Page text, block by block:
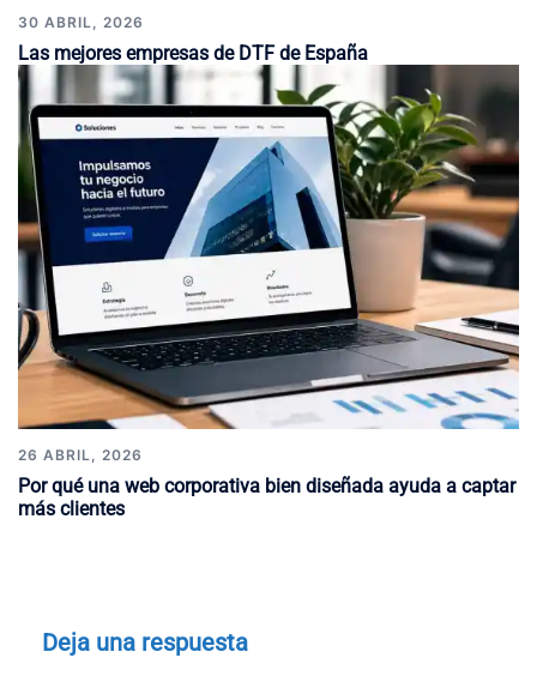
30 ABRIL, 2026
Las mejores empresas de DTF de España
26 ABRIL, 2026
Por qué una web corporativa bien diseñada ayuda a captar
más clientes
Deja una respuesta